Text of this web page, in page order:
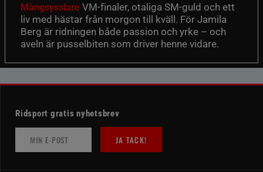
Mångsysslare VM-finaler, otaliga SM-guld och ett
liv med hästar från morgon till kväll. För Jamila
Berg är ridningen både passion och yrke – och
aveln är pusselbiten som driver henne vidare.
Ridsport gratis nyhetsbrev
JA TACK!